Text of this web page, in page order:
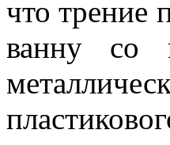
что трение
ванну со